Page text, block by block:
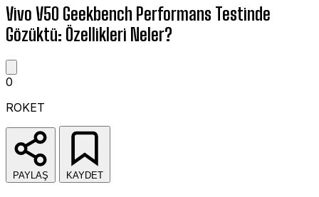
Vivo V50 Geekbench Performans Testinde
Gözüktü: Özellikleri Neler?
0
ROKET
PAYLAŞ KAYDET